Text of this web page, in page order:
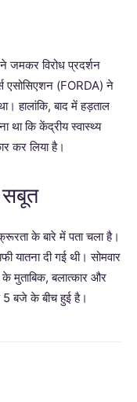
जमकर विरोध प्रदर्शन
एसोसिएशन (FORDA) ने
हालांकि, बाद में हड़ताल
था कि केंद्रीय स्वास्थ्य
कर लिया है।
सबूत
के बारे में पता चला है।
यातना दी गई थी। सोमवार
के मुताबिक, बलात्कार और
बजे के बीच हुई है।